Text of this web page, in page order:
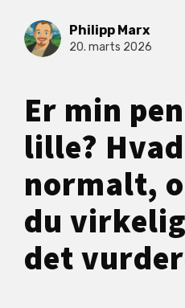
Philipp Marx
20. marts 2026
Er min
lille?
normalt,
du
det